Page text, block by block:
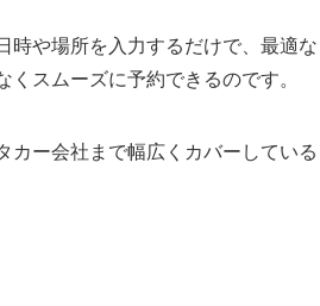
時や場所を入力するだけで、最適な
スムーズに予約できるのです。
カー会社まで幅広くカバーしている